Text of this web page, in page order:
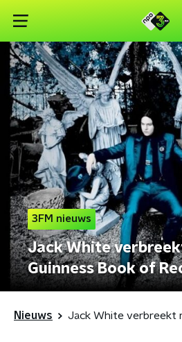
3FM nieuws
Jack White
Guinness Book of
Nieuws